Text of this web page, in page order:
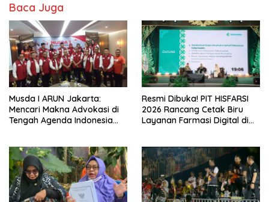
Baca Juga
Musda I ARUN Jakarta:
Mencari Makna Advokasi di
Tengah Agenda Indonesia
Resmi Dibuka! PIT HISFARSI
2026 Rancang Cetak Biru
Layanan Farmasi Digital di